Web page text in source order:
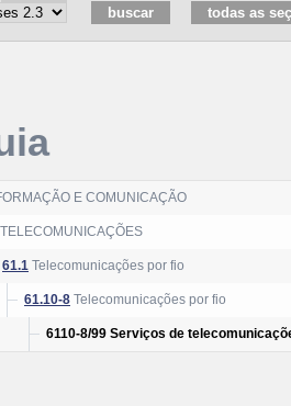
E COMUNICAÇÃO
TELECOMUNICAÇÕES
61.1 Telecomunicações por fio
61.10-8 Telecomunicações por fio
6110-8/99 Serviços de